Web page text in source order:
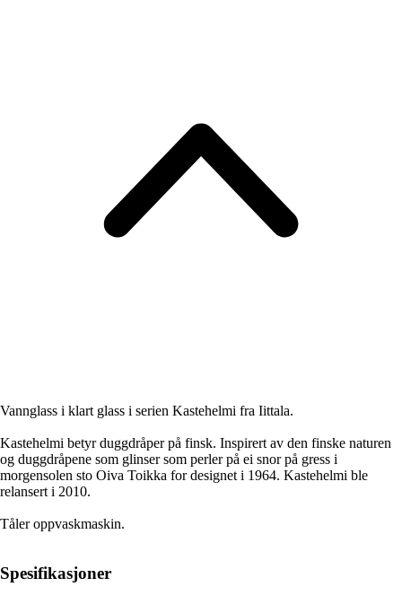
Vannglass i klart glass i serien Kastehelmi fra Iittala.
Kastehelmi betyr duggdråper på finsk. Inspirert av den finske naturen
og duggdråpene som glinser som perler på ei snor på gress i
morgensolen sto Oiva Toikka for designet i 1964. Kastehelmi ble
relansert i 2010.
Tåler oppvaskmaskin.
Spesifikasjoner